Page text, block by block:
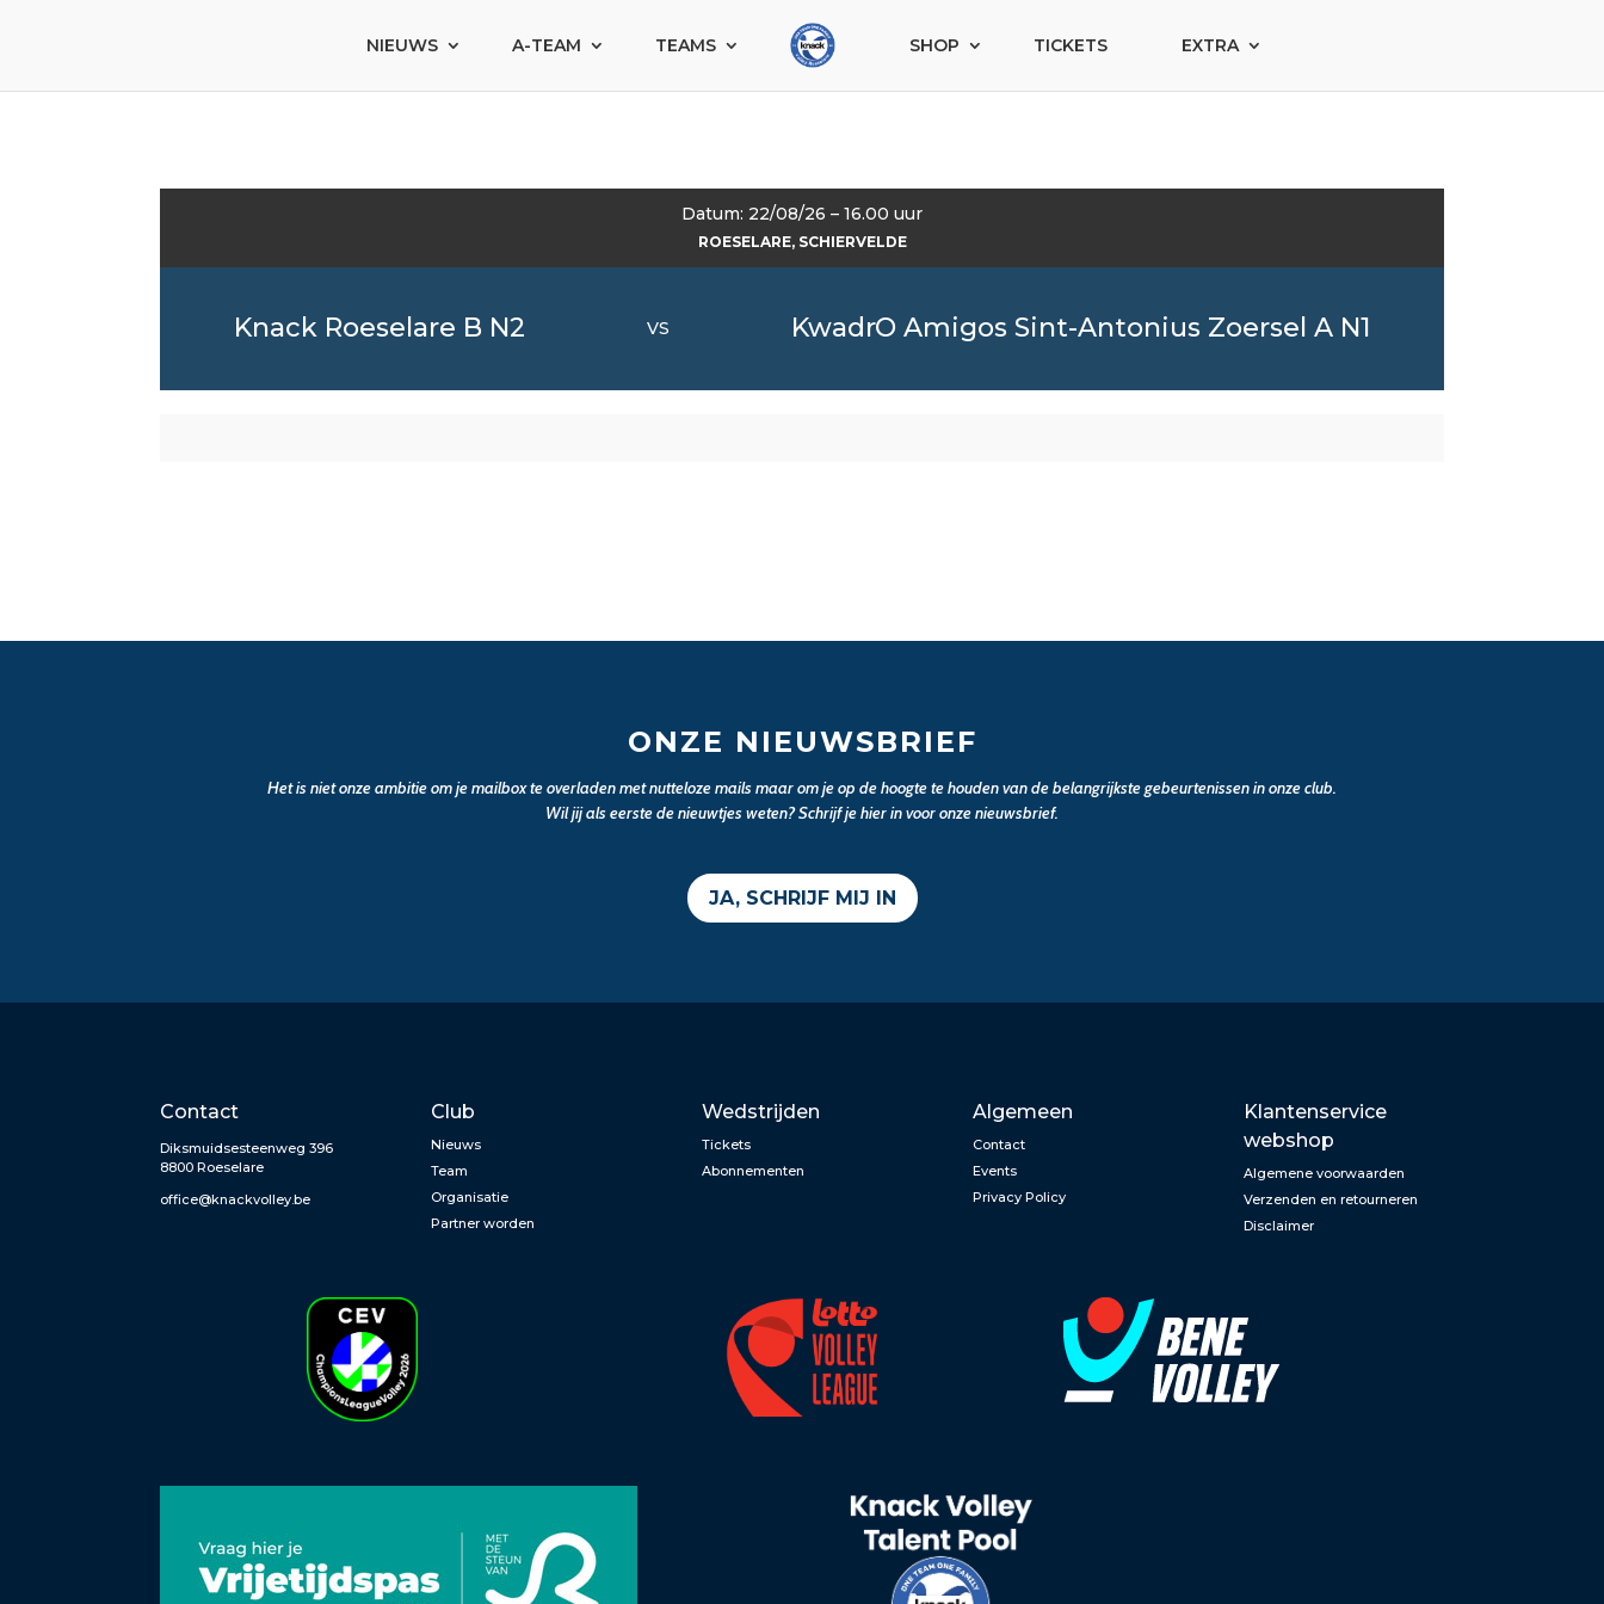
NIEUWS A-TEAM TEAMS SHOP TICKETS EXTRA
Datum: 22/08/26 – 16.00 uur
ROESELARE, SCHIERVELDE
Knack Roeselare B N2 VS KwadrO Amigos Sint-Antonius Zoersel A N1
ONZE NIEUWSBRIEF
Het is niet onze ambitie om je mailbox te overladen met nutteloze mails maar om je op de hoogte te houden van de belangrijkste gebeurtenissen in onze club.
Wil jij als eerste de nieuwtjes weten? Schrijf je hier in voor onze nieuwsbrief.
JA, SCHRIJF MIJ IN
Contact
Diksmuidsesteenweg 396
8800 Roeselare
office@knackvolley.be
Club
Nieuws
Team
Organisatie
Partner worden
Wedstrijden
Tickets
Abonnementen
Algemeen
Contact
Events
Privacy Policy
Klantenservice
webshop
Algemene voorwaarden
Verzenden en retourneren
Disclaimer